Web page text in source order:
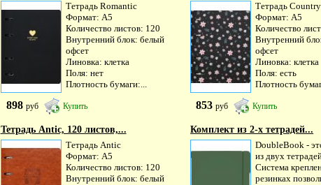
Тетрадь Romantic
Формат: А5
Количество листов: 120
Внутренний блок: белый
офсет
Линовка: клетка
Поля: нет
Плотность бумаги:...
898 руб Купить
Тетрадь Country
Формат: А5
Количество
Внутренний
офсет
Линовка: клетка
Поля: есть
Плотность
853руб Купить
Тетрадь Antic, 120 листов,...
Тетрадь Antic
Формат: А5
Количество листов: 120
Внутренний блок: белый
Комплект из 2-х тетрадей...
DoubleBook -
из двух
Система
резинках